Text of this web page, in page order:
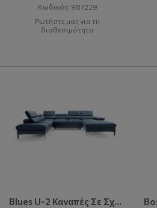
Κωδικός: 987229
Ρωτήστε μας για τη
διαθεσιμότητα
Blues U-2 Καναπές Σε Σχήμα Π Με Κρεβάτι Και Αποθηκευτικό Χώρο